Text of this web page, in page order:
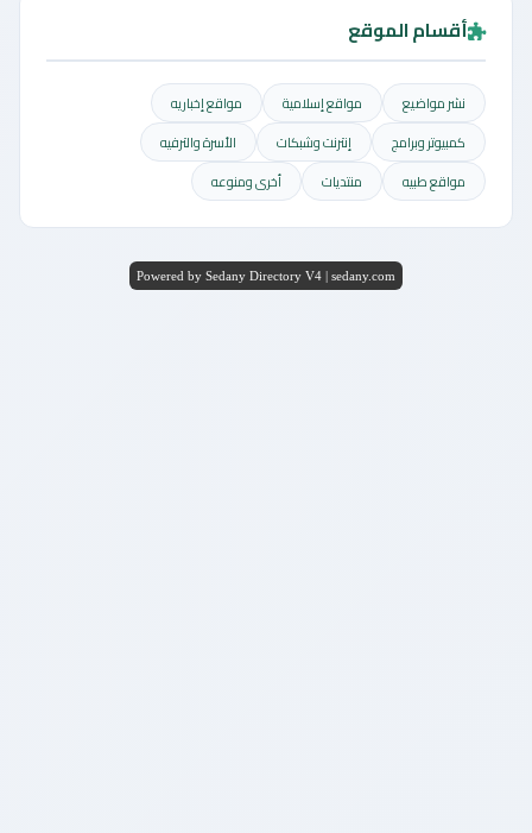
أقسام الموقع
نشر مواضيع مواقع إسلامية
مواقع إخباريه
كمبيوتر وبرامج
إنترنت وشبكات
الأسرة والترفيه
مواقع طبيه
منتديات أخرى ومنوعه
Powered by Sedany Directory V4 | sedany.com